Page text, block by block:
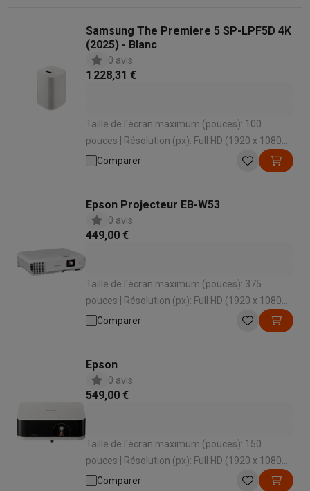
Samsung The Premiere 5 SP-LPF5D 4K
(2025) - Blanc
0 avis
1 228,31 €
Taille de l'écran maximum (pouces): 100
pouces | Résolution (px): Full HD (1920 x 1080
px) px | Distance de projection maximale (m):
43 m | Wi-Fi: Oui | Haut-parleurs intégrés: Oui
Comparer
Epson Projecteur EB-W53
0 avis
449,00 €
Taille de l'écran maximum (pouces): 375
pouces | Résolution (px): Full HD (1920 x 1080
px) px | Haut-parleurs intégrés: Oui | HDMI: 2 |
Durée de vie de la lampe normale (h): 6000 h
Comparer
Epson
0 avis
549,00 €
Taille de l'écran maximum (pouces): 150
pouces | Résolution (px): Full HD (1920 x 1080
px) px | Haut-parleurs intégrés: Oui | Durée de
Comparer